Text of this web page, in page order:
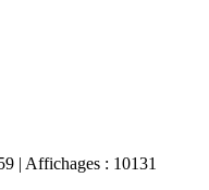
| Affichages : 10131